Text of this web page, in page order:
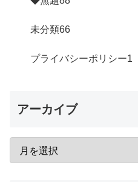
未分類66
プライバシーポリシー1
アーカイブ